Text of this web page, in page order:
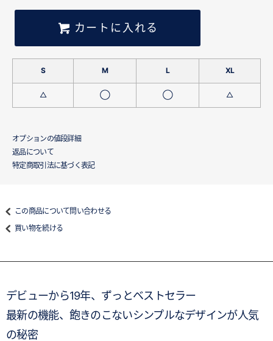
カートに入れる
S M L XL
△ ◯ ◯ △
オプションの値段詳細
返品について
特定商取引法に基づく表記
この商品について問い合わせる
買い物を続ける
デビューから19年、ずっとベストセラー
最新の機能、飽きのこないシンプルなデザインが人気
の秘密